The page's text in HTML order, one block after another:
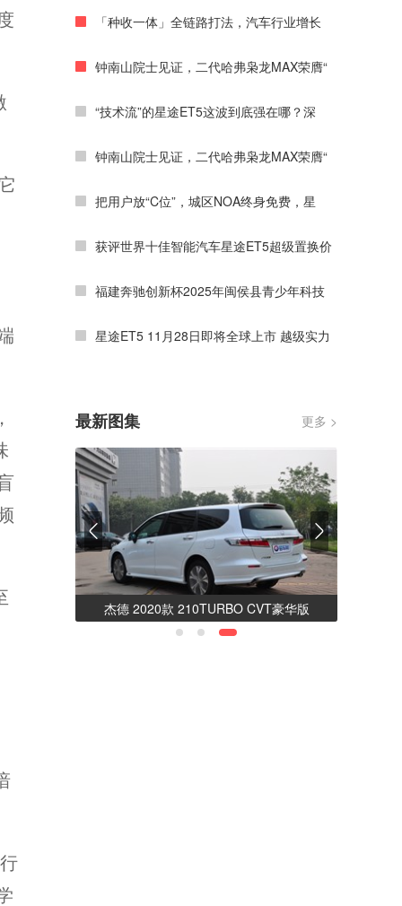
「种收一体」全链路打法，汽车行业增长
钟南山院士见证，二代哈弗枭龙MAX荣膺“
“技术流”的星途ET5这波到底强在哪？深
钟南山院士见证，二代哈弗枭龙MAX荣膺“
把用户放“C位”，城区NOA终身免费，星
获评世界十佳智能汽车星途ET5超级置换价
福建奔驰创新杯2025年闽侯县青少年科技
星途ET5 11月28日即将全球上市 越级实力
最新图集 更多 >
不断创 杰德 2020款 210TURBO CVT豪华版